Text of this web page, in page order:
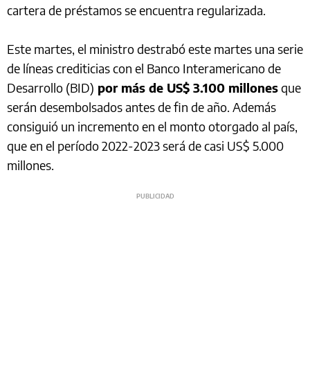
cartera de préstamos se encuentra regularizada.
Este martes, el ministro destrabó este martes una serie
de líneas crediticias con el Banco Interamericano de
Desarrollo (BID) por más de US$ 3.100 millonesque
serán desembolsados antes de fin de año. Además
consiguió un incremento en el monto otorgado al país,
que en el período 2022-2023 será de casi US$ 5.000
millones.